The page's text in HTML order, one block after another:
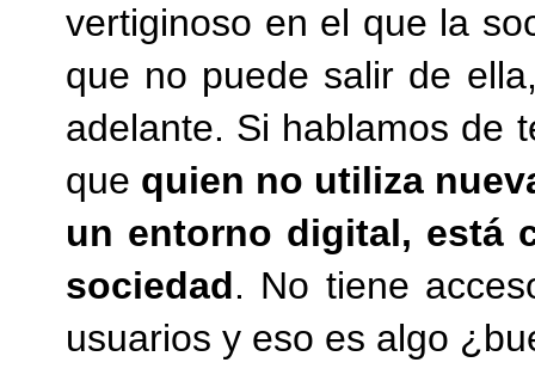
vertiginoso en el que la
que no puede salir de
adelante. Si hablamos de
que quien no utiliza
un entorno digital, está
sociedad. No tiene
usuarios y eso es algo